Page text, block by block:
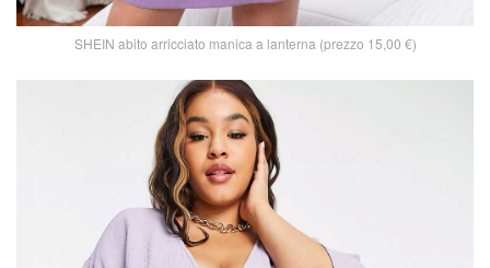
SHEIN abito arricciato manica a lanterna (prezzo 15,00 €)